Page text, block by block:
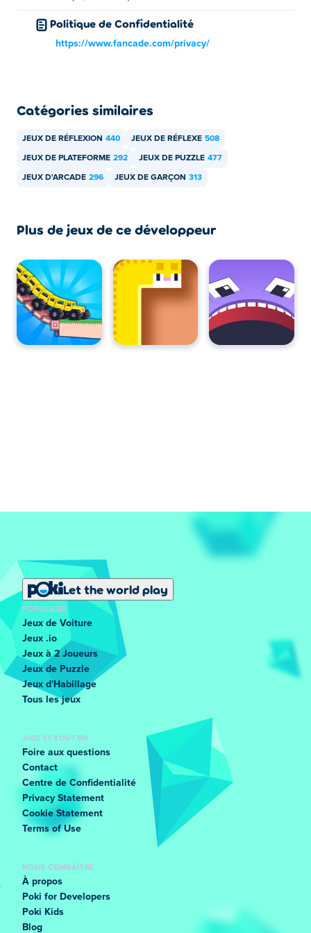
Vous pouvez jouer à Speed King gratuitement sur Poki.
Puis-je jouer à Speed King sur des appareils
mobiles et sur un ordinateur de bureau ?
Politique de Confidentialité
https://www.fancade.com/privacy/
Catégories similaires
JEUX DE RÉFLEXION 440 JEUX DE RÉFLEXE 508
JEUX DE PLATEFORME 292 JEUX DE PUZZLE 477
JEUX D'ARCADE 296 JEUX DE GARÇON 313
Plus de jeux de ce développeur
Let the world play
POPULAIRE
Jeux de Voiture
Jeux .io
Jeux à 2 Joueurs
Jeux de Puzzle
Jeux d'Habillage
Tous les jeux
AIDE ET SOUTIEN
Foire aux questions
Contact
Centre de Confidentialité
Privacy Statement
Cookie Statement
Terms of Use
NOUS CONNAÎTRE
À propos
Poki for Developers
Poki Kids
Blog